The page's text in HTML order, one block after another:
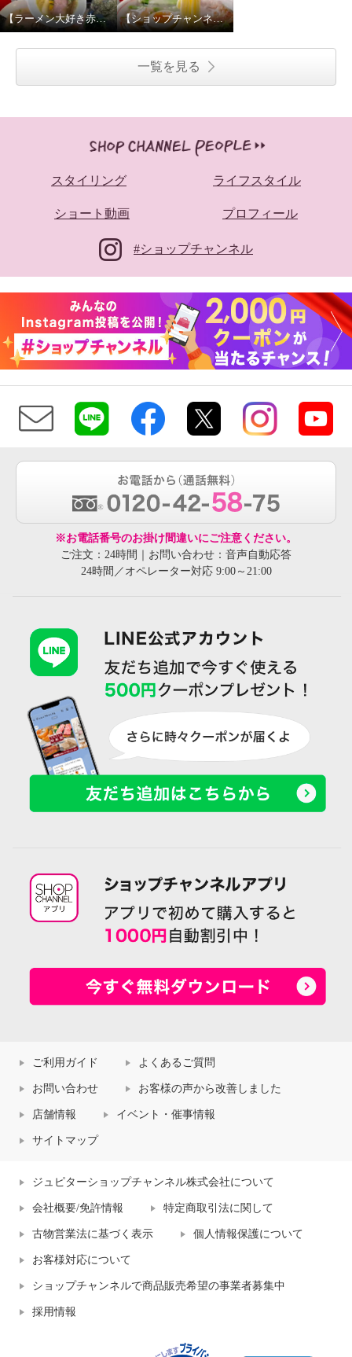
【ラーメン大好き赤堀さん】赤堀キャストにプライベートな質問してみたPART2 【ショップチャンネルのNo.1ラーメン好き⁉︎】赤堀キャストにプライベートな質問してみた
一覧を見る
スタイリング ライフスタイル
ショート動画 プロフィール
#ショップチャンネル
※お電話番号のお掛け間違いにご注意ください。
ご注文：24時間｜お問い合わせ：音声自動応答
24時間／オペレーター対応 9:00～21:00
ご利用ガイド よくあるご質問
お問い合わせ お客様の声から改善しました
店舗情報 イベント・催事情報
サイトマップ
ジュピターショップチャンネル株式会社について
会社概要/免許情報 特定商取引法に関して
古物営業法に基づく表示 個人情報保護について
お客様対応について
ショップチャンネルで商品販売希望の事業者募集中
採用情報